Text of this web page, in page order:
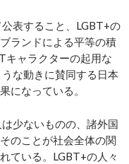
表すること、LGBT+の
ランドによる平等の積
キャラクターの起用な
な動きに賛同する日本
になっている。
少ないものの、諸外国
のことが社会全体の関
ている。LGBT+の人々